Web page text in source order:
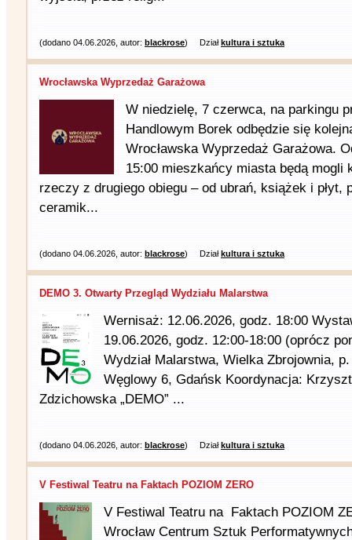
(dodano 04.06.2026, autor: blackrose) Działkultura i sztuka
Wrocławska Wyprzedaż Garażowa
W niedzielę, 7 czerwca, na parkingu
Handlowym Borek odbędzie się
Wrocławska Wyprzedaż Garażowa.
15:00 mieszkańcy miasta będą mogli
rzeczy z drugiego obiegu – od ubrań, książek i płyt,
ceramik...
(dodano 04.06.2026, autor: blackrose) Działkultura i sztuka
DEMO 3. Otwarty Przegląd Wydziału Malarstwa
Wernisaż: 12.06.2026, godz. 18:00
19.06.2026, godz. 12:00-18:00 (oprócz
Wydział Malarstwa, Wielka Zbrojownia,
Węglowy 6, Gdańsk Koordynacja:
Zdzichowska „DEMO” ...
(dodano 04.06.2026, autor: blackrose) Działkultura i sztuka
V Festiwal Teatru na Faktach POZIOM ZERO
V Festiwal Teatru na Faktach POZIOM
Wrocław Centrum Sztuk